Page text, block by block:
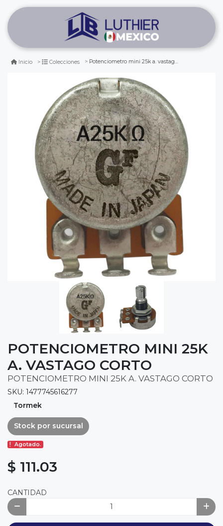
Inicio Colecciones Potenciometro mini 25k a. vastago corto
POTENCIOMETRO MINI 25K
A. VASTAGO CORTO
POTENCIOMETRO MINI 25K A. VASTAGO CORTO
SKU: 1477745616277
Tormek
Stock por sucursal
Agotado.
$ 111.03
CANTIDAD